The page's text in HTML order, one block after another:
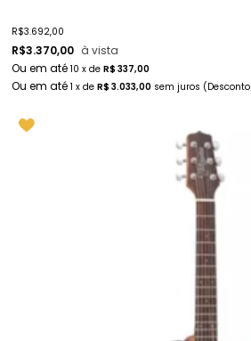
R$3.692,00
R$3.370,00 à vista
10 x de R$ 337,00
1 x de R$ 3.033,00 sem juros (Desconto